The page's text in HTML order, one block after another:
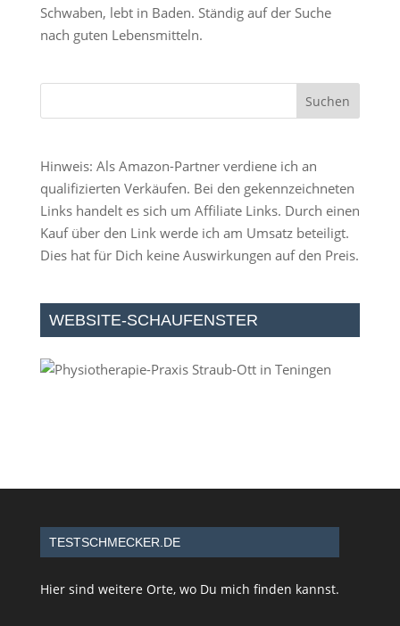
Schwaben, lebt in Baden. Ständig auf der Suche
nach guten Lebensmitteln.
Hinweis: Als Amazon-Partner verdiene ich an
qualifizierten Verkäufen. Bei den gekennzeichneten
Links handelt es sich um Affiliate Links. Durch einen
Kauf über den Link werde ich am Umsatz beteiligt.
Dies hat für Dich keine Auswirkungen auf den Preis.
WEBSITE-SCHAUFENSTER
TESTSCHMECKER.DE
Hier sind weitere Orte, wo Du mich finden kannst.